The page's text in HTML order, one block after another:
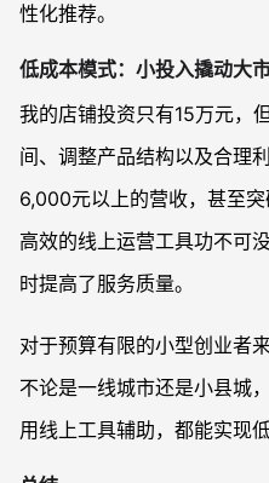
性化推荐。
低成本模式：小投入撬动大
我的店铺投资只有15万元，
间、调整产品结构以及合理
6,000元以上的营收，甚至突
高效的线上运营工具功不可
时提高了服务质量。
对于预算有限的小型创业者
不论是一线城市还是小县城
用线上工具辅助，都能实现